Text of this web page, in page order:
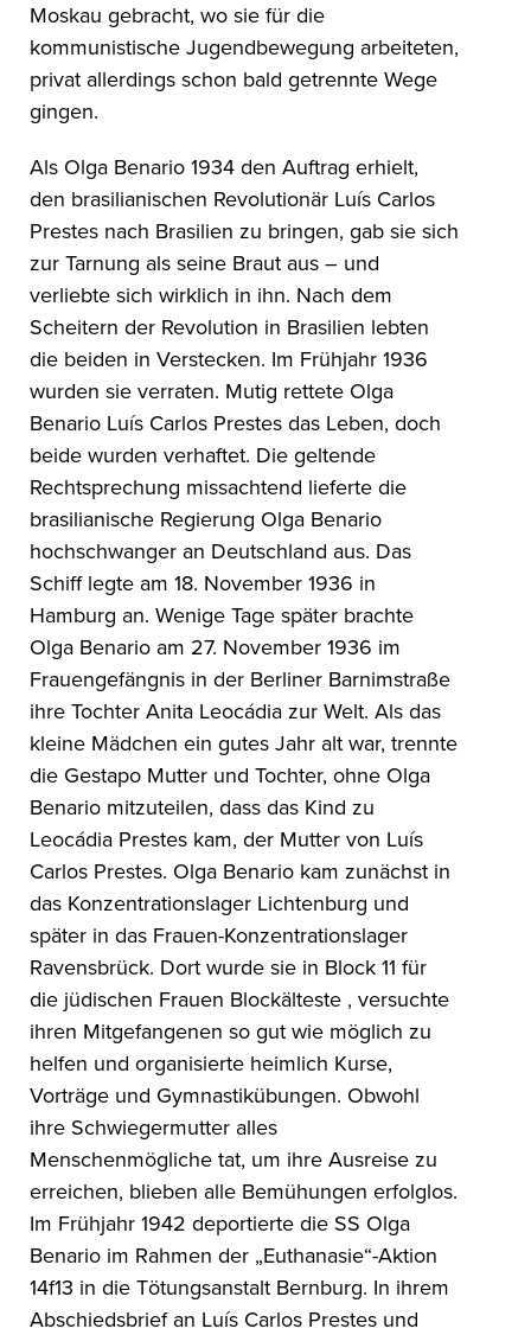
Moskau gebracht, wo sie für die
kommunistische Jugendbewegung arbeiteten,
privat allerdings schon bald getrennte Wege
gingen.
Als Olga Benario 1934 den Auftrag erhielt,
den brasilianischen Revolutionär Luís Carlos
Prestes nach Brasilien zu bringen, gab sie sich
zur Tarnung als seine Braut aus – und
verliebte sich wirklich in ihn. Nach dem
Scheitern der Revolution in Brasilien lebten
die beiden in Verstecken. Im Frühjahr 1936
wurden sie verraten. Mutig rettete Olga
Benario Luís Carlos Prestes das Leben, doch
beide wurden verhaftet. Die geltende
Rechtsprechung missachtend lieferte die
brasilianische Regierung Olga Benario
hochschwanger an Deutschland aus. Das
Schiff legte am 18. November 1936 in
Hamburg an. Wenige Tage später brachte
Olga Benario am 27. November 1936 im
Frauengefängnis in der Berliner Barnimstraße
ihre Tochter Anita Leocádia zur Welt. Als das
kleine Mädchen ein gutes Jahr alt war, trennte
die Gestapo Mutter und Tochter, ohne Olga
Benario mitzuteilen, dass das Kind zu
Leocádia Prestes kam, der Mutter von Luís
Carlos Prestes. Olga Benario kam zunächst in
das Konzentrationslager Lichtenburg und
später in das Frauen-Konzentrationslager
Ravensbrück. Dort wurde sie in Block 11 für
die jüdischen Frauen Blockälteste , versuchte
ihren Mitgefangenen so gut wie möglich zu
helfen und organisierte heimlich Kurse,
Vorträge und Gymnastikübungen. Obwohl
ihre Schwiegermutter alles
Menschenmögliche tat, um ihre Ausreise zu
erreichen, blieben alle Bemühungen erfolglos.
Im Frühjahr 1942 deportierte die SS Olga
Benario im Rahmen der „Euthanasie“-Aktion
14f13 in die Tötungsanstalt Bernburg. In ihrem
Abschiedsbrief an Luís Carlos Prestes und